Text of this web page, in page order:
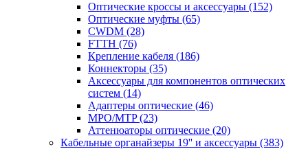
Оптические кроссы и аксессуары (152)
Оптические муфты (65)
CWDM (28)
FTTH (76)
Крепление кабеля (186)
Коннекторы (35)
Аксессуары для компонентов оптических
систем (14)
Адаптеры оптические (46)
MPO/MTP(23)
Аттенюаторы оптические (20)
Кабельные органайзеры 19'' и аксессуары (383)